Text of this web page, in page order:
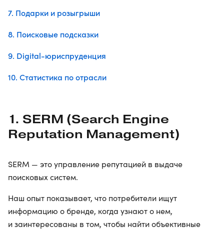
7. Подарки и розыгрыши
8. Поисковые подсказки
9. Digital-юриспруденция
10. Статистика по отрасли
1. SERM (Search Engine
Reputation Management)
SERM — это управление репутацией в выдаче
поисковых систем.
Наш опыт показывает, что потребители ищут
информацию о бренде, когда узнают о нем,
и заинтересованы в том, чтобы найти объективные